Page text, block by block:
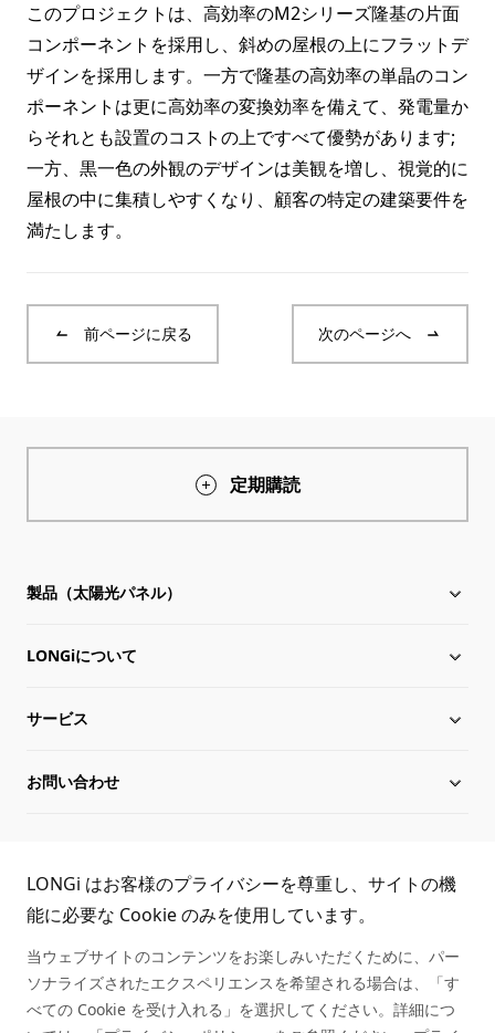
このプロジェクトは、高効率のM2シリーズ隆基の片面
コンポーネントを採用し、斜めの屋根の上にフラットデ
ザインを採用します。一方で隆基の高効率の単晶のコン
ポーネントは更に高効率の変換効率を備えて、発電量か
らそれとも設置のコストの上ですべて優勢があります;
一方、黒一色の外観のデザインは美観を増し、視覚的に
屋根の中に集積しやすくなり、顧客の特定の建築要件を
満たします。
前ページに戻る 次のページへ
定期購読
製品（太陽光パネル）
太陽電池モジュール
Hi-MO X10
Hi-MO 7
LONGiについて
LONGiについて
沿革
役員一覧
持続可能な発展
サービス
ダウンロード
シリアル番号照会
アフターサービス
お問い合わせ
取扱商社一覧
TEL:
03-6459-0528
LONGi はお客様のプライバシーを尊重し、サイトの機
能に必要な Cookie のみを使用しています。
当ウェブサイトのコンテンツをお楽しみいただくために、パー
ソナライズされたエクスペリエンスを希望される場合は、「す
べての Cookie を受け入れる」を選択してください。詳細につ